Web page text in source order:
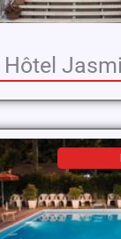
Hôtel